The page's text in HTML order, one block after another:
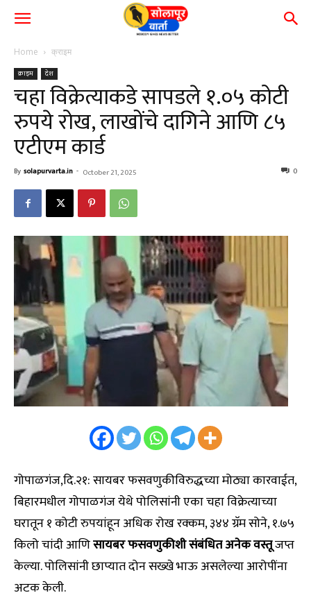
Home क्राइम
क्राइम देश
चहा विक्रेत्याकडे सापडले १.०५ कोटी
रुपये रोख, लाखोंचे दागिने आणि ८५
एटीएम कार्ड
By solapurvarta.in - October 21, 2025 0
गोपाळगंज,दि.२१: सायबर फसवणुकीविरुद्धच्या मोठ्या कारवाईत,
बिहारमधील गोपाळगंज येथे पोलिसांनी एका चहा विक्रेत्याच्या
घरातून १ कोटी रुपयांहून अधिक रोख रक्कम, ३४४ ग्रॅम सोने, १.७५
किलो चांदी आणिसायबर फसवणुकीशी संबंधित अनेक वस्तूजप्त
केल्या. पोलिसांनी छाप्यात दोन सख्खे भाऊ असलेल्या आरोपींना
अटक केली.